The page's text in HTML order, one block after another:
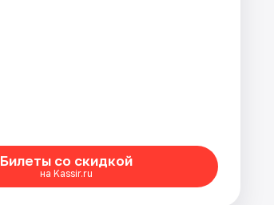
Билеты со скидкой
на Kassir.ru